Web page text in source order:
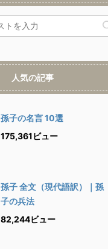
人気の記事
孫子の名言 10選
175,361ビュー
孫子 全文（現代語訳）｜孫
子の兵法
82,244ビュー